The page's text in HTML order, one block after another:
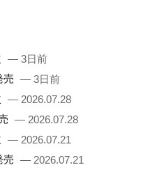
— 3日前
売 — 3日前
— 2026.07.28
— 2026.07.28
— 2026.07.21
売 — 2026.07.21